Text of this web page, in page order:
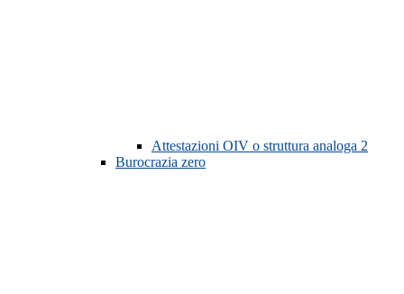
Attestazioni OIV o struttura analoga 2
Burocrazia zero